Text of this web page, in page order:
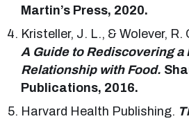
Martin’s Press, 2020.
Kristeller, J. L., & Wolever, R.
A Guide to Rediscovering
Relationship with Food.
Publications, 2016.
Harvard Health Publishing.